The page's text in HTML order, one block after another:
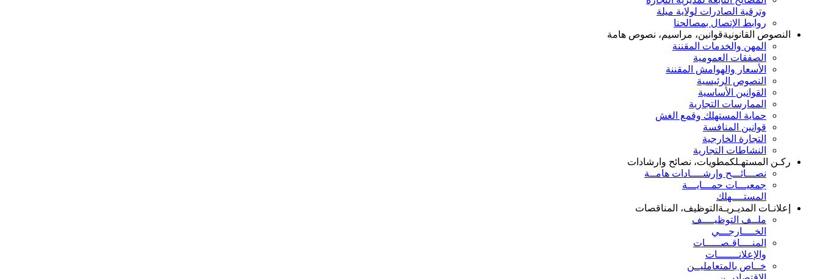
وترقية الصادرات لولاية ميلة
روابط الإتصال بمصالحنا
النصوص القانونيةقوانين، مراسيم، نصوص هامة
المهن والخدمات المقننة
الصفقات العمومية
الأسعار والهوامش المقننة
النصوص الرئيسية
القوانين الأساسية
الممارسات التجارية
حماية المستهلك وقمع الغش
قوانين المنافسة
التجارة الخارجية
النشاطات التجارية
ركـن المستهـلكمطويات، نصائح وارشادات
نصـــائـــح وإرشــــادات هامــة
جمعيـــات حمـــايـــة
المستــــهلك
إعلانـات المديـريـة التوظيف، المناقصات
ملــف التوظيــــف
الخــــارجـــي
المنــــاقـصـــــات
والإعلانـــــــات
خــاص بالمتعامليــن